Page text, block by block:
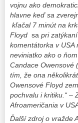
vojnu ako
hlavne keď sa
kľačal 7 minút na
Floyd sa pri
komentátorka v USA
neviniatko ako o
Candace Owensové
tím, že ona
Owensové Floyd
pochvalu i kritiku.“ –
Afroameričania v
Ďalší zdroj o vražde